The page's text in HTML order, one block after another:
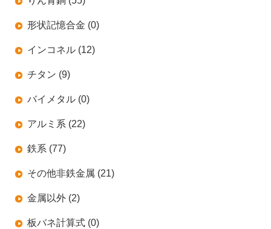
形状記憶合金 (0)
インコネル (12)
チタン (9)
バイメタル (0)
アルミ系 (22)
鉄系 (77)
その他非鉄金属 (21)
金属以外 (2)
板バネ計算式 (0)